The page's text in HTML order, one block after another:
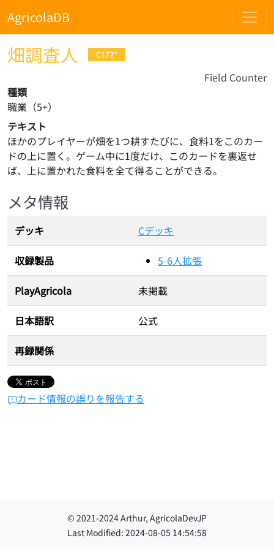
AgricolaDB
畑調査人 C172*
Field Counter
種類
職業 （5+）
テキスト
ほかのプレイヤーが畑を1つ耕すたびに、食料1をこのカー
ドの上に置く。ゲーム中に1度だけ、このカードを裏返せ
ば、上に置かれた食料を全て得ることができる。
メタ情報
デッキ Cデッキ
収録製品 5-6人拡張
PlayAgricola 未掲載
日本語訳 公式
再録関係
カード情報の誤りを報告する
© 2021-2024Arthur, AgricolaDevJP
Last Modified: 2024-08-05 14:54:58